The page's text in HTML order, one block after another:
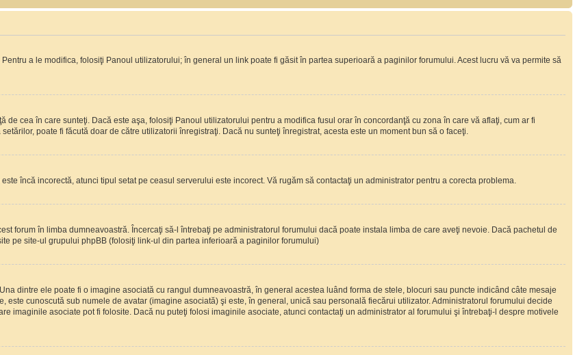
a le modifica, folosiţi Panoul utilizatorului; în general un link poate fi găsit în partea superioară a paginilor forumului. Acest lucru vă va permite să
cea în care sunteţi. Dacă este aşa, folosiţi Panoul utilizatorului pentru a modifica fusul orar în concordanţă cu zona în care vă aflaţi, cum ar fi
poate fi făcută doar de către utilizatorii înregistraţi. Dacă nu sunteţi înregistrat, acesta este un moment bun să o faceţi.
încă incorectă, atunci tipul setat pe ceasul serverului este incorect. Vă rugăm să contactaţi un administrator pentru a corecta problema.
forum în limba dumneavoastră. Încercaţi să-l întrebaţi pe administratorul forumului dacă poate instala limba de care aveţi nevoie. Dacă pachetul de
pe site-ul grupului phpBB (folosiţi link-ul din partea inferioară a paginilor forumului)
dintre ele poate fi o imagine asociată cu rangul dumneavoastră, în general acestea luând forma de stele, blocuri sau puncte indicând câte mesaje
cunoscută sub numele de avatar (imagine asociată) şi este, în general, unică sau personală fiecărui utilizator. Administratorul forumului decide
imaginile asociate pot fi folosite. Dacă nu puteţi folosi imaginile asociate, atunci contactaţi un administrator al forumului şi întrebaţi-l despre motivele